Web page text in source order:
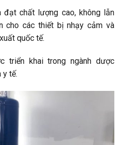
đạt chất lượng cao, không lẫn
cho các thiết bị nhạy cảm và
quốc tế.
triển khai trong ngành dược
y tế.